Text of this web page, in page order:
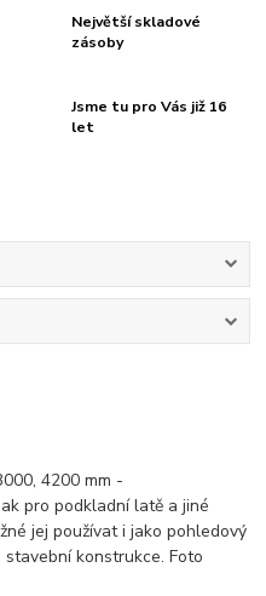
Největší skladové
zásoby
Jsme tu pro Vás již 16
let
4200 mm -
pro podkladní latě a jiné
jej používat i jako pohledový
konstrukce. Foto